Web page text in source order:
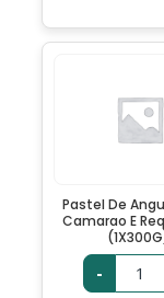
Pastel De
Camarao E
-